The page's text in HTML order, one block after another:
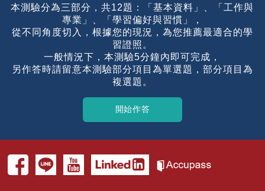
本測驗分為三部分，共12題：「基本資料」、「工作與
專業」、「學習偏好與習慣」，
從不同角度切入，根據您的現況，為您推薦最適合的學
習證照。
一般情況下，本測驗5分鐘內即可完成，
另作答時請留意本測驗部分項目為單選題，部分項目為
複選題。